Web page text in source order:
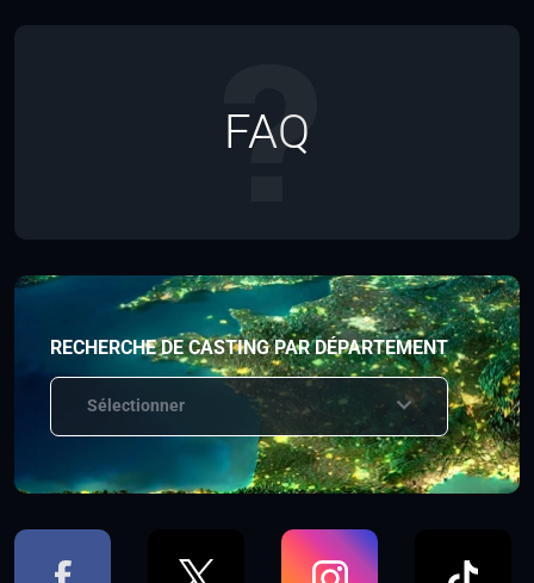
FAQ
RECHERCHE DE CASTING PAR DÉPARTEMENT
Sélectionner